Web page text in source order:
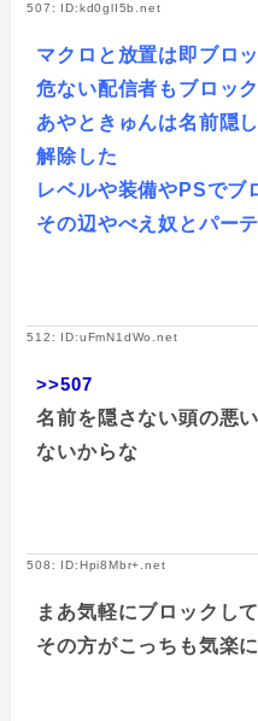
507: ID:kd0glI5b.net
マクロと放置は即ブロ
危ない配信者もブロック
あやときゅんは名前隠
解除した
レベルや装備やPSでブ
その辺やべえ奴とパー
512: ID:uFmN1dWo.net
>>507
名前を隠さない頭の悪
ないからな
508: ID:Hpi8Mbr+.net
まあ気軽にブロックし
その方がこっちも気楽